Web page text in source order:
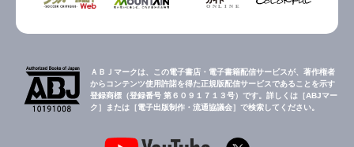
ＡＢＪマークは、この電子書店・電子書籍配信サービスが、著作権者
からコンテンツ使用許諾を得た正規版配信サービスであることを示す
登録商標（登録番号 第６０９１７１３号）です。詳しくは［ABJマー
ク］または［電子出版制作・流通協議会］で検索してください。